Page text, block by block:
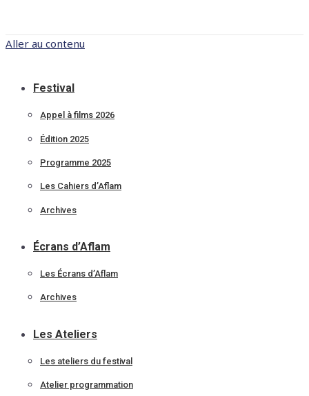
Aller au contenu
Festival
Appel à films 2026
Édition 2025
Programme 2025
Les Cahiers d’Aflam
Archives
Écrans d’Aflam
Les Écrans d’Aflam
Archives
Les Ateliers
Les ateliers du festival
Atelier programmation